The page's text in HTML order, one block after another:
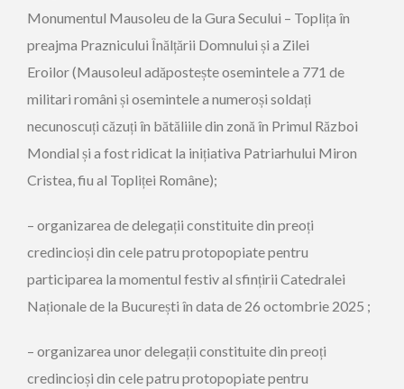
Monumentul Mausoleu de la Gura Secului – Toplița în
preajma Praznicului Înălțării Domnului și a Zilei
Eroilor (Mausoleul adăpostește osemintele a 771 de
militari români și osemintele a numeroși soldați
necunoscuți căzuți în bătăliile din zonă în Primul Război
Mondial și a fost ridicat la inițiativa Patriarhului Miron
Cristea, fiu al Topliței Române);
– organizarea de delegații constituite din preoți
credincioși din cele patru protopopiate pentru
participarea la momentul festiv al sfințirii Catedralei
Naționale de la București în data de 26 octombrie 2025 ;
– organizarea unor delegații constituite din preoți
credincioși din cele patru protopopiate pentru